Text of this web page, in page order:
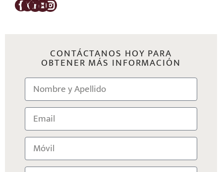
CONTÁCTANOS HOY PARA
OBTENER MÁS INFORMACIÓN